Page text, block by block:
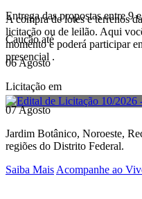
A compra de lotes e terrenos
licitação ou de leilão. Aqui
momento e poderá participar
presencial .
Entrega das propostas entre 9
Caução até
06 Agosto
Licitação em
07 Agosto
Jardim Botânico, Noroeste,
regiões do Distrito Federal.
Saiba Mais Acompanhe ao